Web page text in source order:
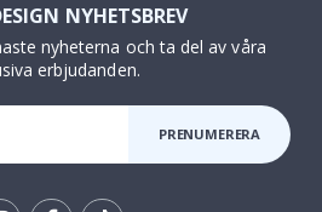
NYHETSBREV
nyheterna och ta del av våra
erbjudanden.
PRENUMERERA